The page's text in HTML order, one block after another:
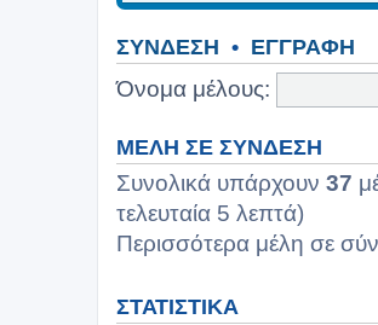
ΣΎΝΔΕΣΗ • ΕΓΓΡΑΦΉ
Όνομα μέλους:
ΜΈΛΗ ΣΕ ΣΎΝΔΕΣΗ
Συνολικά υπάρχουν 37
τελευταία 5 λεπτά)
Περισσότερα μέλη σε
ΣΤΑΤΙΣΤΙΚΆ